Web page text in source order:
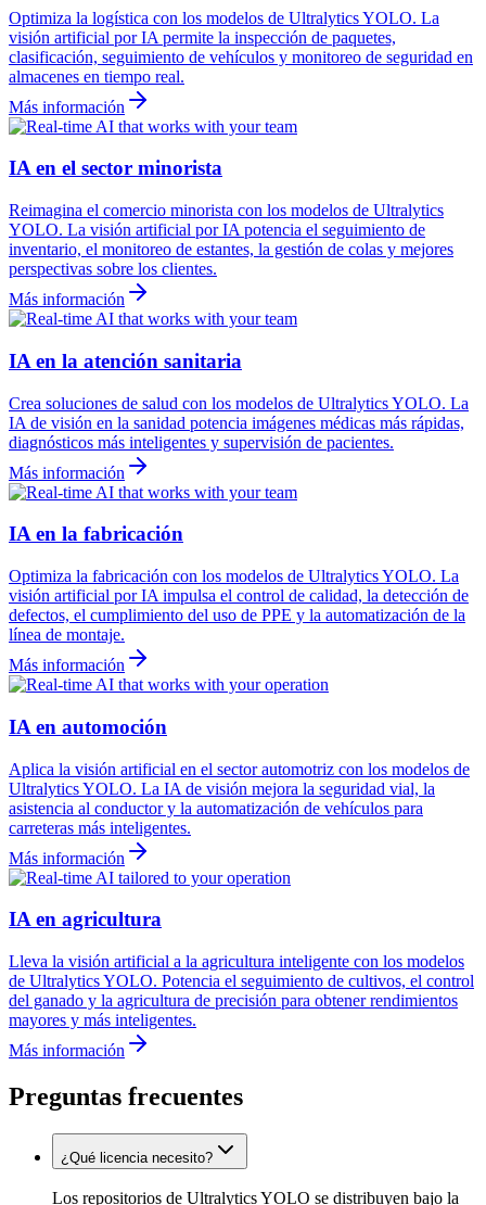
Optimiza la logística con los modelos de Ultralytics YOLO. La
visión artificial por IA permite la inspección de paquetes,
clasificación, seguimiento de vehículos y monitoreo de seguridad en
almacenes en tiempo real.
Más información
IA en el sector minorista
Reimagina el comercio minorista con los modelos de Ultralytics
YOLO. La visión artificial por IA potencia el seguimiento de
inventario, el monitoreo de estantes, la gestión de colas y mejores
perspectivas sobre los clientes.
Más información
IA en la atención sanitaria
Crea soluciones de salud con los modelos de Ultralytics YOLO. La
IA de visión en la sanidad potencia imágenes médicas más rápidas,
diagnósticos más inteligentes y supervisión de pacientes.
Más información
IA en la fabricación
Optimiza la fabricación con los modelos de Ultralytics YOLO. La
visión artificial por IA impulsa el control de calidad, la detección de
defectos, el cumplimiento del uso de PPE y la automatización de la
línea de montaje.
Más información
IA en automoción
Aplica la visión artificial en el sector automotriz con los modelos de
Ultralytics YOLO. La IA de visión mejora la seguridad vial, la
asistencia al conductor y la automatización de vehículos para
carreteras más inteligentes.
Más información
IA en agricultura
Lleva la visión artificial a la agricultura inteligente con los modelos
de Ultralytics YOLO. Potencia el seguimiento de cultivos, el control
del ganado y la agricultura de precisión para obtener rendimientos
mayores y más inteligentes.
Más información
Preguntas frecuentes
¿Qué licencia necesito?
Los repositorios de Ultralytics YOLO se distribuyen bajo la